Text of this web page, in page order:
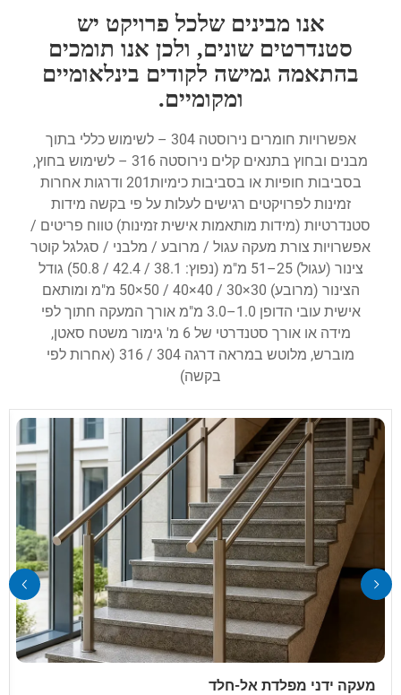
אנו מבינים שלכל פרויקט יש
סטנדרטים שונים, ולכן אנו תומכים
בהתאמה גמישה לקודים בינלאומיים
ומקומיים.
אפשרויות חומרים נירוסטה 304 – לשימוש כללי בתוך
מבנים ובחוץ בתנאים קלים נירוסטה 316 – לשימוש בחוץ,
בסביבות חופיות או בסביבות כימיות201 ודרגות אחרות
זמינות לפרויקטים רגישים לעלות על פי בקשה מידות
סטנדרטיות (מידות מותאמות אישית זמינות) טווח פריטים /
אפשרויות צורת מעקה עגול / מרובע / מלבני / סגלגל קוטר
צינור (עגול) 25–51 מ"מ (נפוץ: 38.1 / 42.4 / 50.8) גודל
הצינור (מרובע) 30×30 / 40×40 / 50×50 מ"מ ומותאם
אישית עובי הדופן 1.0–3.0 מ"מ אורך המעקה חתוך לפי
מידה או אורך סטנדרטי של 6 מ' גימור משטח סאטן,
מוברש, מלוטש במראה דרגה 304 / 316 (אחרות לפי
בקשה)
מעקה ידני מפלדת אל-חלד